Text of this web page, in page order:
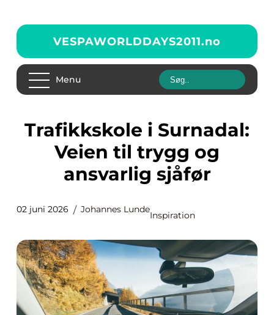
VESPAWORLDDAYS2011.no
Menu
Trafikkskole i Surnadal:
Veien til trygg og
ansvarlig sjåfør
02 juni 2026 Johannes Lunde
Inspiration